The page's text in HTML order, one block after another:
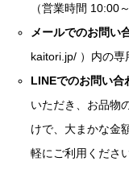
（営業時間 10:00
メールでのお問い
kaitori.jp/ ）内の
LINEでのお問い合
いただき、お品物
けで、大まかな金
軽にご利用ください